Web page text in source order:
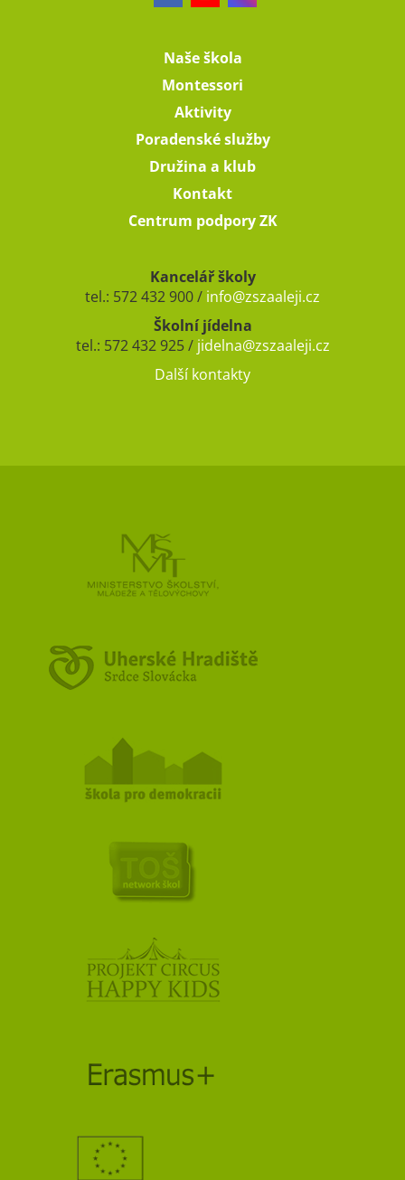
Naše škola
Montessori
Aktivity
Poradenské služby
Družina a klub
Kontakt
Centrum podpory ZK
Kancelář školy
tel.: 572 432 900 / info@zszaaleji.cz
Školní jídelna
tel.: 572 432 925 / jidelna@zszaaleji.cz
Další kontakty